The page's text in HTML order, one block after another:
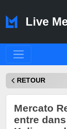
Live
RETOUR
Mercato
entre